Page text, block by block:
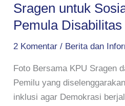
Sragen untuk
Pemula Disabilitas
2 Komentar / Berita dan
Foto Bersama KPU Sragen
Pemilu yang
inklusi agar Demokrasi